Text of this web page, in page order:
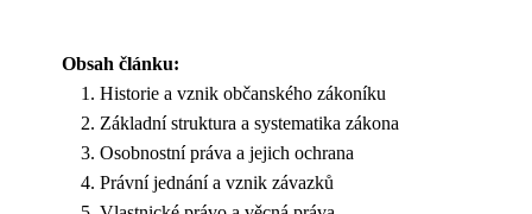
Obsah článku:
Historie a vznik občanského zákoníku
Základní struktura a systematika zákona
Osobnostní práva a jejich ochrana
Právní jednání a vznik závazků